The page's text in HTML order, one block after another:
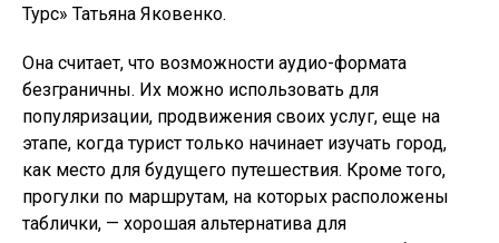
Турс» Татьяна Яковенко.
Она считает, что возможности аудио-формата
безграничны. Их можно использовать для
популяризации, продвижения своих услуг, еще на
этапе, когда турист только начинает изучать город,
как место для будущего путешествия. Кроме того,
прогулки по маршрутам, на которых расположены
таблички, — хорошая альтернатива для